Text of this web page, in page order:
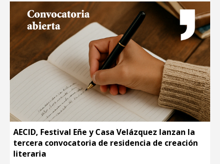
AECID, Festival Eñe y Casa Velázquez lanzan la
tercera convocatoria de residencia de creación
literaria